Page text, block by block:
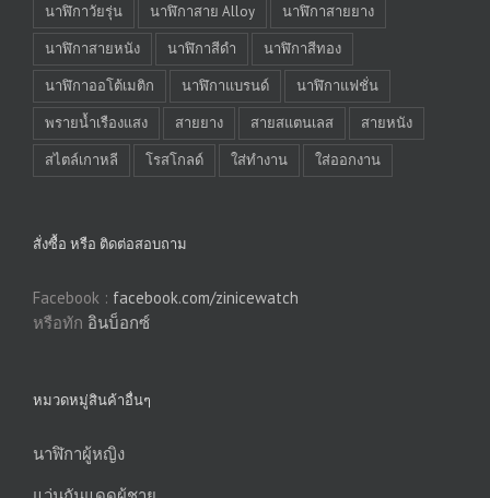
นาฬิกาวัยรุ่น
นาฬิกาสาย Alloy
นาฬิกาสายยาง
นาฬิกาสายหนัง
นาฬิกาสีดำ
นาฬิกาสีทอง
นาฬิกาออโต้เมติก
นาฬิกาแบรนด์
นาฬิกาแฟชั่น
พรายน้ำเรืองแสง
สายยาง สายสแตนเลส
สายหนัง
สไตล์เกาหลี
โรสโกลด์ ใส่ทำงาน ใส่ออกงาน
สั่งซื้อ หรือ ติดต่อสอบถาม
Facebook : facebook.com/zinicewatch
หรือทัก อินบ็อกซ์
หมวดหมู่สินค้าอื่นๆ
นาฬิกาผู้หญิง